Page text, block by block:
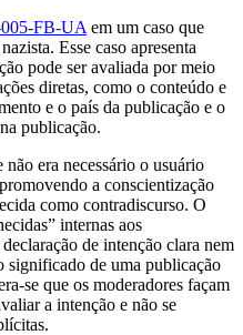
FB-UA em um caso que
Esse caso apresenta
pode ser avaliada por meio
diretas, como o conteúdo e
e o país da publicação e o
publicação.
era necessário o usuário
a conscientização
como contradiscurso. O
internas aos
de intenção clara nem
significado de uma publicação
se que os moderadores façam
a intenção e não se